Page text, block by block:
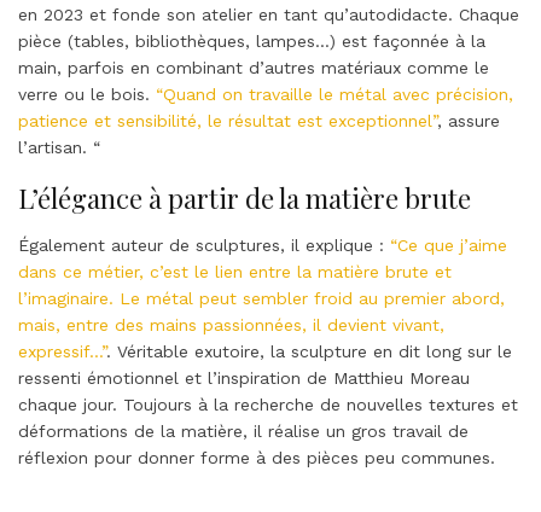
en 2023 et fonde son atelier en tant qu’autodidacte. Chaque
pièce (tables, bibliothèques, lampes…) est façonnée à la
main, parfois en combinant d’autres matériaux comme le
verre ou le bois. “Quand on travaille le métal avec précision,
patience et sensibilité, le résultat est exceptionnel”, assure
l’artisan. “
L’élégance à partir de la matière brute
Également auteur de sculptures, il explique : “Ce que j’aime
dans ce métier, c’est le lien entre la matière brute et
l’imaginaire. Le métal peut sembler froid au premier abord,
mais, entre des mains passionnées, il devient vivant,
expressif…”. Véritable exutoire, la sculpture en dit long sur le
ressenti émotionnel et l’inspiration de Matthieu Moreau
chaque jour. Toujours à la recherche de nouvelles textures et
déformations de la matière, il réalise un gros travail de
réflexion pour donner forme à des pièces peu communes.